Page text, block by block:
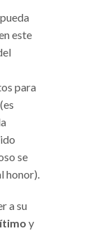
este
para
(es
se
honor).
a su
y